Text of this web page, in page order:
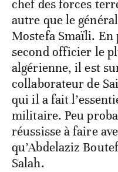
chef des forces
autre que le
Mostefa Smaïli. En
second officier le
algérienne, il est
collaborateur de
qui il a fait
militaire. Peu
réussisse à faire
qu’Abdelaziz
Salah.